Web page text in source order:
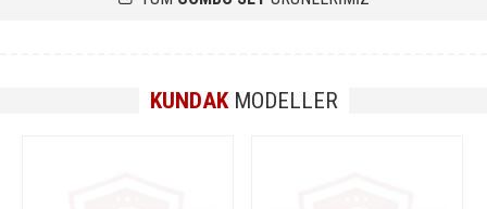
KUNDAKMODELLER